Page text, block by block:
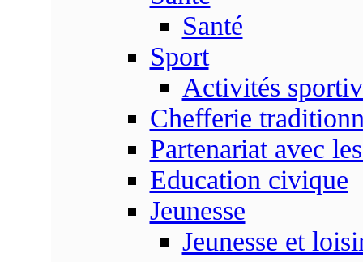
Santé
Sport
Activités
Chefferie
Partenariat avec
Education civique
Jeunesse
Jeunesse et